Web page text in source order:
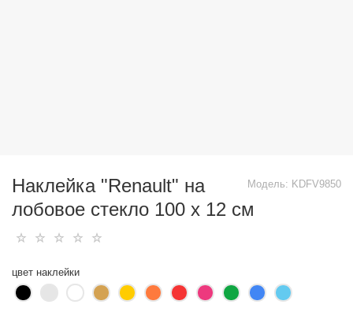
Модель: KDFV9850
Наклейка "Renault" на
лобовое стекло 100 х 12 см
цвет наклейки